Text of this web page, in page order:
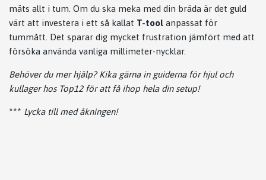
mäts allt i tum. Om du ska meka med din bräda är det guld
värt att investera i ett så kallat T-tool anpassat för
tummått. Det sparar dig mycket frustration jämfört med att
försöka använda vanliga millimeter-nycklar.
Behöver du mer hjälp? Kika gärna in guiderna för hjul och
kullager hos Top12för att få ihop hela din setup!
*** Lycka till med åkningen!